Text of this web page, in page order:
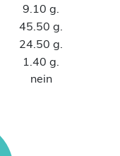
9.10 g.
45.50 g.
24.50 g.
1.40 g.
nein